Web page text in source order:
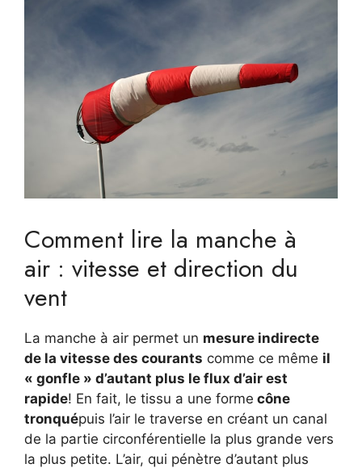
Comment lire la manche à
air : vitesse et direction du
vent
La manche à air permet un mesure indirecte
de la vitesse des courants comme ce même il
« gonfle » d’autant plus le flux d’air est
rapide! En fait, le tissu a une forme cône
tronquépuis l’air le traverse en créant un canal
de la partie circonférentielle la plus grande vers
la plus petite. L’air, qui pénètre d’autant plus